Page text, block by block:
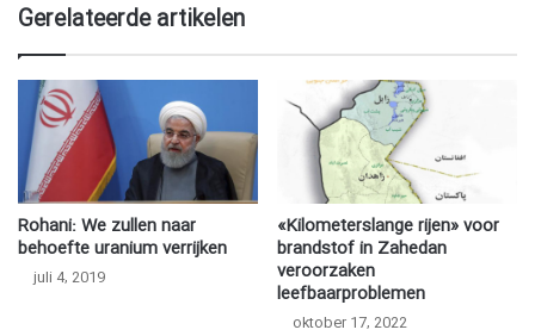
Gerelateerde artikelen
Rohani: We zullen naar
behoefte uranium verrijken
juli 4, 2019
«Kilometerslange rijen» voor
brandstof in Zahedan
veroorzaken
leefbaarproblemen
oktober 17, 2022